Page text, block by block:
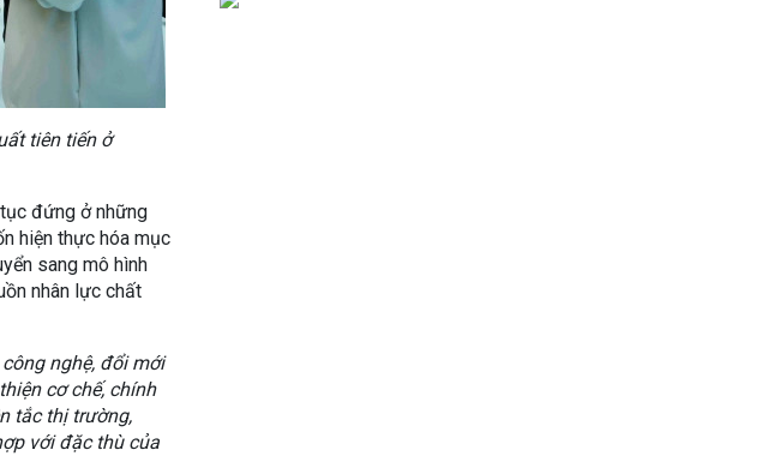
tiên tiến ở
đứng ở những
hiện thực hóa mục
sang mô hình
nhân lực chất
nghệ, đổi mới
cơ chế, chính
tắc thị trường,
với đặc thù của